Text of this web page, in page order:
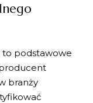
to podstawowe
branży